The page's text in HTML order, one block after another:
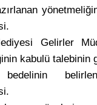
Gelirler
kabulü talebinin
bedelinin